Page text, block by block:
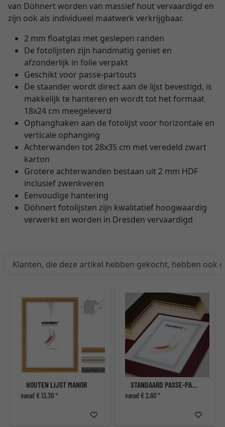
van Döhnert worden van massief hout vervaardigd en
zijn ook als individueel maatwerk verkrijgbaar.
2 mm floatglas met geslepen randen
De fotolijsten zijn handmatig geniet en
afzonderlijk in folie verpakt
Geschikt voor passe-partouts
De staander wordt direct aan de lijst bevestigd, is
makkelijk te hanteren en wordt tot het formaat
18x24 cm meegeleverd
Ophanghaken aan de fotolijst voor horizontale en
verticale ophanging
Achterwanden tot 28x35 cm met veredeld zwart
karton
Grotere achterwanden bestaan uit 2 mm HDF
inclusief zwenkveren
Eenvoudige hantering
Döhnert fotolijsten zijn kwalitatief hoogwaardig
verwerkt en worden in Dresden vervaardigd
Klanten, die deze artikel hebben gekocht, hebben ook
HOUTEN LIJST MANOR
vanaf € 13,30 *
STANDAARD PASSE-PARTOUT
vanaf € 2,60 *